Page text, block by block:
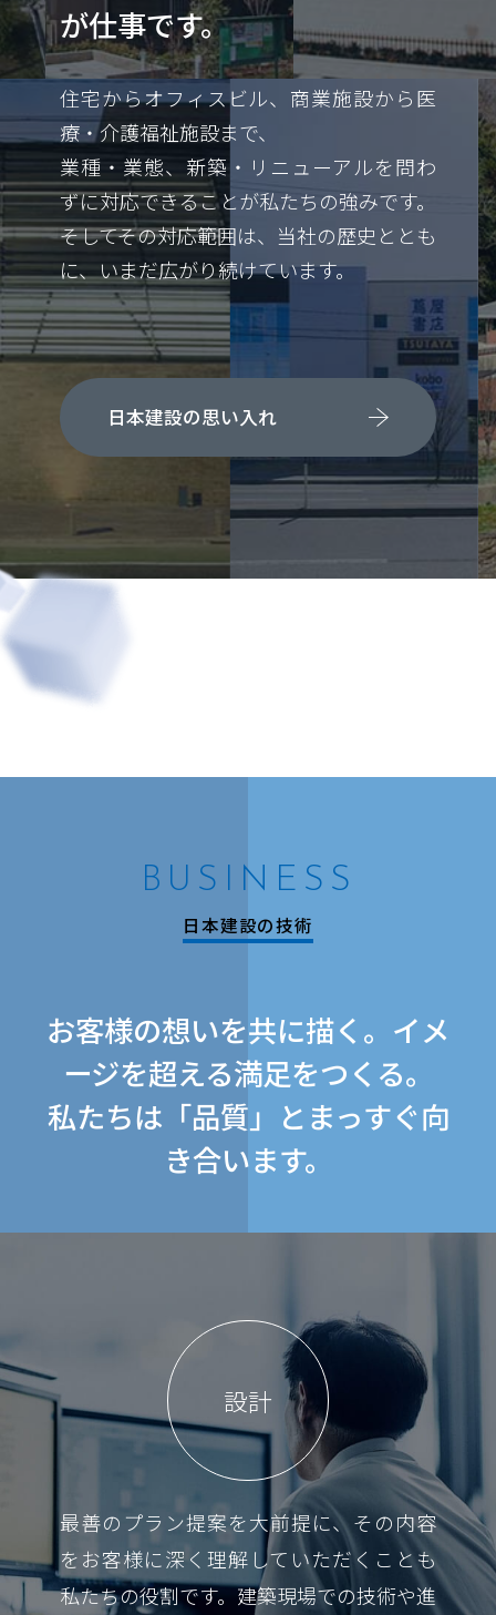
が仕事です。
住宅からオフィスビル、商業施設から医
療・介護福祉施設まで、
業種・業態、新築・リニューアルを問わ
ずに対応できることが私たちの強みです。
そしてその対応範囲は、当社の歴史ととも
に、いまだ広がり続けています。
日本建設の思い入れ
BUSINESS
日本建設の技術
お客様の想いを共に描く。イメ
ージを超える満足をつくる。
私たちは「品質」とまっすぐ向
き合います。
設計
最善のプラン提案を大前提に、その内容
をお客様に深く理解していただくことも
私たちの役割です。建築現場での技術や進